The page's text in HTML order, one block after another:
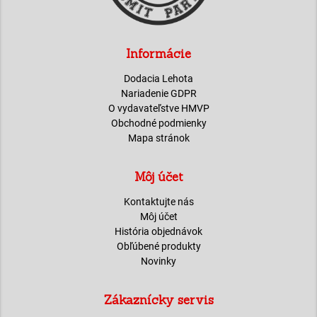
Informácie
Dodacia Lehota
Nariadenie GDPR
O vydavateľstve HMVP
Obchodné podmienky
Mapa stránok
Môj účet
Kontaktujte nás
Môj účet
História objednávok
Obľúbené produkty
Novinky
Zákaznícky servis